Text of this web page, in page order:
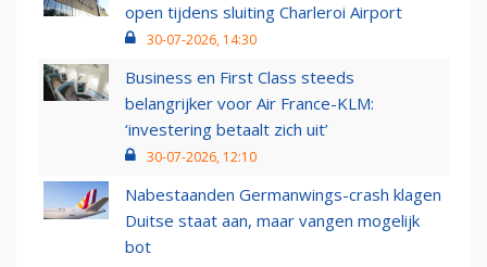
open tijdens sluiting Charleroi Airport
30-07-2026, 14:30
Business en First Class steeds
belangrijker voor Air France-KLM:
‘investering betaalt zich uit’
30-07-2026, 12:10
Nabestaanden Germanwings-crash klagen
Duitse staat aan, maar vangen mogelijk
bot